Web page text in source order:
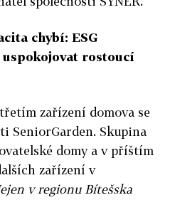
chybí: ESG
uspokojovat rostoucí
zařízení domova se
SeniorGarden. Skupina
domy a v příštím
zařízení v
v regionu Bítešska